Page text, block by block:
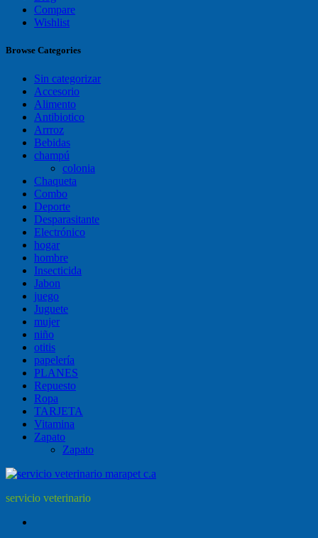
Compare
Wishlist
Browse Categories
Sin categorizar
Accesorio
Alimento
Antibiotico
Arrroz
Bebidas
champú
colonia
Chaqueta
Combo
Deporte
Desparasitante
Electrónico
hogar
hombre
Insecticida
Jabon
juego
Juguete
mujer
niño
otitis
papelería
PLANES
Repuesto
Ropa
TARJETA
Vitamina
Zapato
Zapato
servicio veterinario